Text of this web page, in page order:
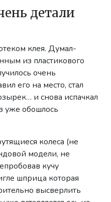
детали
клея. Думал-
из пластикового
очень
его на место, стал
и снова испачкал
уже обошлось
колеса (не
модели, не
кучу
шприца которая
высверлить